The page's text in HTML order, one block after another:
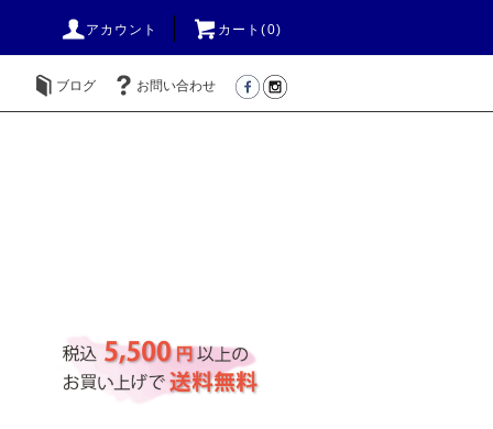
アカウント カート(0)
ブログ お問い合わせ